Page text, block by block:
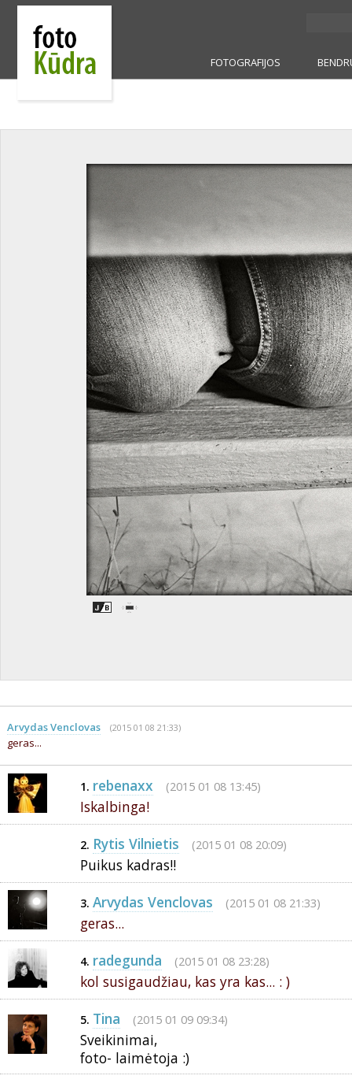
FOTOGRAFIJOS
Arvydas Venclovas (2015 01 08 21:33)
geras...
1. rebenaxx (2015 01 08 13:45)
Iskalbinga!
2. Rytis Vilnietis (2015 01 08 20:09)
Puikus kadras!!
3. Arvydas Venclovas (2015 01 08 21:33)
geras...
4. radegunda (2015 01 08 23:28)
kol susigaudžiau, kas yra kas... : )
5. Tina (2015 01 09 09:34)
Sveikinimai,
foto- laimėtoja :)